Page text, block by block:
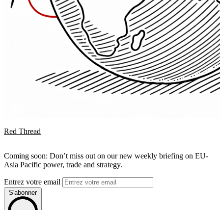
Red Thread
Coming soon: Don’t miss out on our new weekly briefing on EU-
Asia Pacific power, trade and strategy.
Entrez votre email
S'abonner